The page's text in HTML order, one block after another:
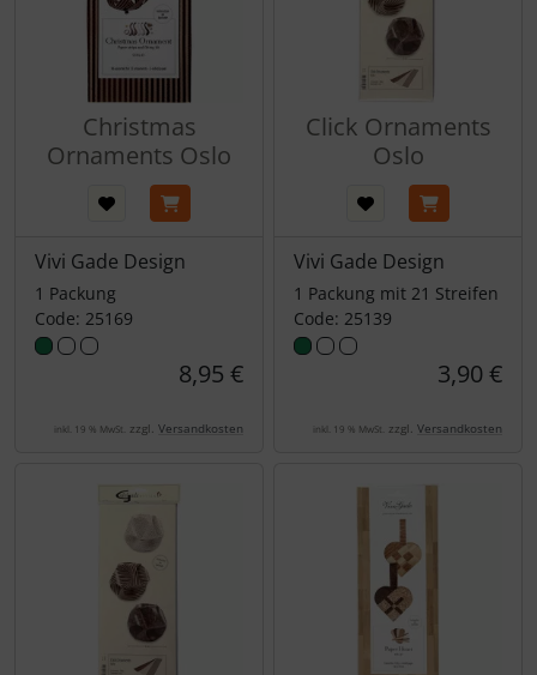
Christmas
Ornaments Oslo
Vivi Gade Design
1 Packung
Code: 25169
8,95 €
inkl. 19 % MwSt. zzgl. Versandkosten
Click Ornaments
Oslo
Vivi Gade Design
1 Packung mit 21 Streifen
Code: 25139
3,90 €
inkl. 19 % MwSt. zzgl. Versandkosten